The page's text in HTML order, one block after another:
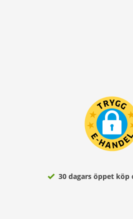
30 dagars öppet